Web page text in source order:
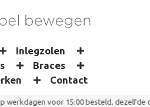
Inlegzolen
Braces
Contact